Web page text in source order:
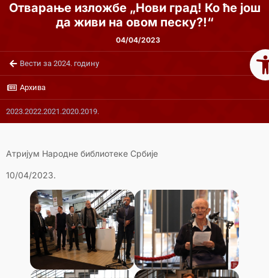
Отварање изложбе „Нови град! Ко ће још
да живи на овом песку?!“
04/04/2023
Вести за 2024. годину
Архива
2023.2022.2021.2020.2019.
Атријум Народне библиотеке Србије
10/04/2023.